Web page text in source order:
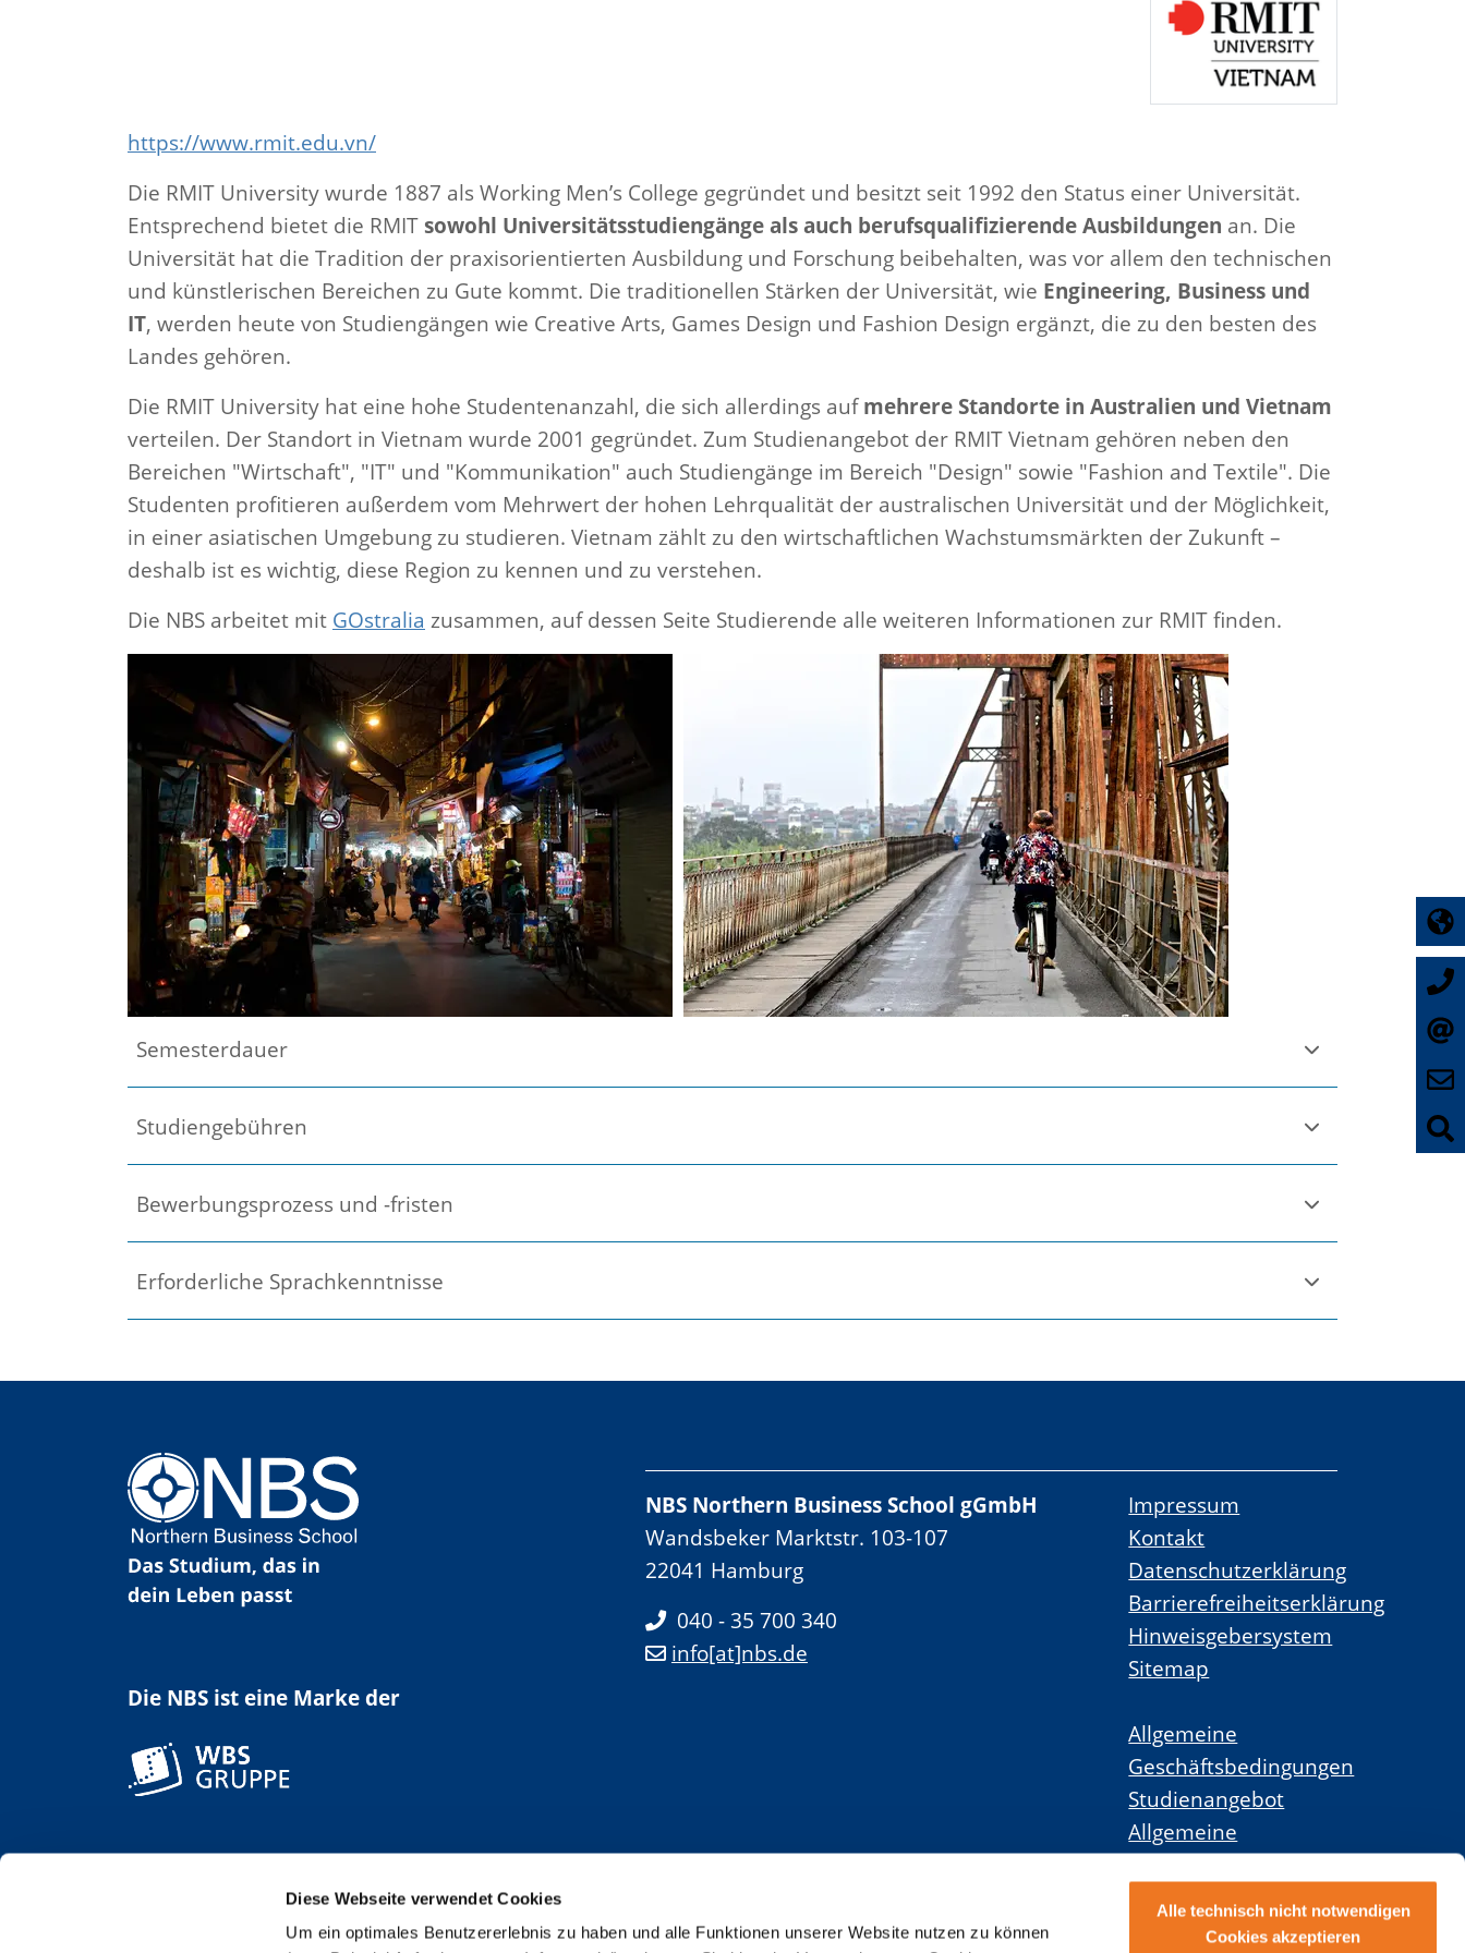
Diese Webseite verwendet Cookies
Um ein optimales Benutzererlebnis zu haben und alle Funktionen unserer Website nutzen zu können
Alle technisch nicht notwendigen
Cookies akzeptieren
https://www.rmit.edu.vn/
Die RMIT University wurde 1887 als Working Men’s College gegründet und besitzt seit 1992 den Status einer Universität.
Entsprechend bietet die RMIT sowohl Universitätsstudiengänge als auch berufsqualifizierende Ausbildungen an. Die
Universität hat die Tradition der praxisorientierten Ausbildung und Forschung beibehalten, was vor allem den technischen
und künstlerischen Bereichen zu Gute kommt. Die traditionellen Stärken der Universität, wie Engineering, Business und
IT, werden heute von Studiengängen wie Creative Arts, Games Design und Fashion Design ergänzt, die zu den besten des
Landes gehören.
Die RMIT University hat eine hohe Studentenanzahl, die sich allerdings aufmehrere Standorte in Australien und Vietnam
verteilen. Der Standort in Vietnam wurde 2001 gegründet. Zum Studienangebot der RMIT Vietnam gehören neben den
Bereichen "Wirtschaft", "IT" und "Kommunikation" auch Studiengänge im Bereich "Design" sowie "Fashion and Textile". Die
Studenten profitieren außerdem vom Mehrwert der hohen Lehrqualität der australischen Universität und der Möglichkeit,
in einer asiatischen Umgebung zu studieren. Vietnam zählt zu den wirtschaftlichen Wachstumsmärkten der Zukunft –
deshalb ist es wichtig, diese Region zu kennen und zu verstehen.
Die NBS arbeitet mit GOstralia zusammen, auf dessen Seite Studierende alle weiteren Informationen zur RMIT finden.
Semesterdauer
Studiengebühren
Bewerbungsprozess und -fristen
Erforderliche Sprachkenntnisse
Die NBS ist eine Marke der
NBS Northern Business School gGmbH
Wandsbeker Marktstr. 103-107
22041 Hamburg
040 - 35 700 340
info[at]nbs.de
Impressum
Kontakt
Datenschutzerklärung
Barrierefreiheitserklärung
Hinweisgebersystem
Sitemap
Allgemeine
Geschäftsbedingungen
Studienangebot
Allgemeine
Weiterbildungsangebot